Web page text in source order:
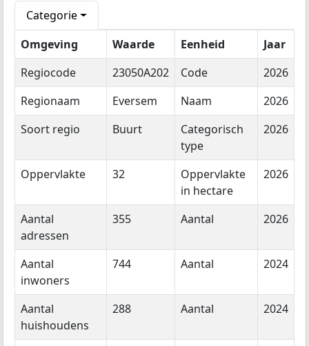
Categorie
Omgeving
Waarde Eenheid
Jaar
Regiocode
23050A202 Code
2026
Regionaam
Eversem Naam
2026
Soort regio
Buurt
Categorisch
type
2026
Oppervlakte 32
Oppervlakte
in hectare
2026
Aantal
adressen
355 Aantal 2026
Aantal
inwoners
744 Aantal 2024
Aantal
huishoudens
288 Aantal 2024